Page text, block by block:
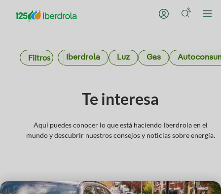
Filtros Iberdrola Luz Gas
Te interesa
Aquí puedes conocer lo que está haciendo Iberdrola en el
mundo y descubrir nuestros consejos y noticias sobre energía.